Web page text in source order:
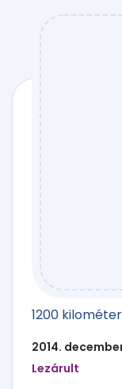
1200
2014.
Lezárult